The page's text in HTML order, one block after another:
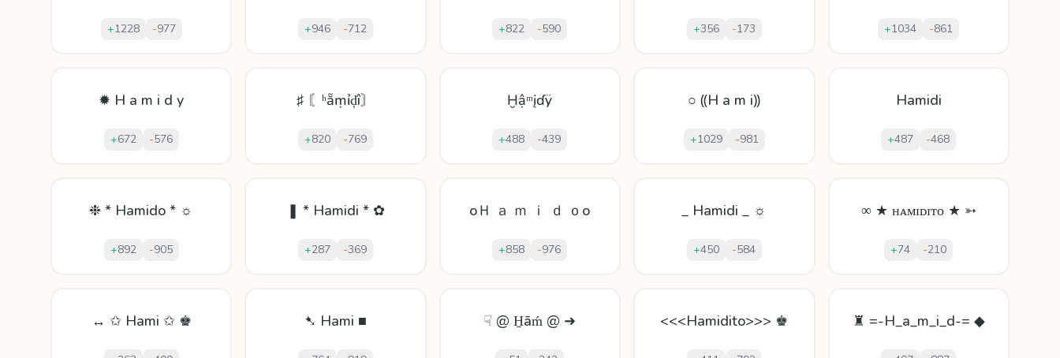
+1228 -977 +946 -712 +822 -590 +356 -173 +1034 -861
✹ H a m i d y
+672 -576
♯ 〘ʰẵṃỉḑî〙
+820 -769
Ḫậᵐįɗÿ
+488 -439
○ ⸨H a m i⸩
+1029 -981
Hamidi
+487 -468
❉ * Hamido * ☼
+892 -905
❚ * Hamidi * ✿
+287 -369
oＨ ａ ｍ ｉ ｄ ｏo
+858 -976
_ Hamidi _ ☼
+450 -584
∞ ★ ʜᴀᴍɪᴅɪᴛᴏ ★ ➳
+74 -210
↔ ✩ Hami ✩ ♚ ➷ Hami ■ ☟ @ H̱āḿ @ ➜ <<<Hamidito>>> ♚ ♜ =-H_a_m_i_d-= ◆